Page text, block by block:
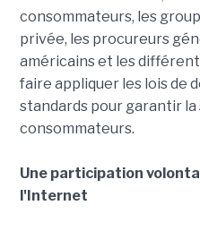
consommateurs, les
privée, les procureurs
américains et les
faire appliquer les lois de
standards pour garantir
consommateurs.
Une participation
l'Internet